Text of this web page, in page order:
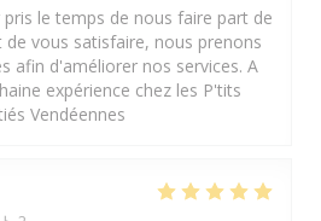
pris le temps de nous faire part de
vous satisfaire, nous prenons
afin d'améliorer nos services. A
expérience chez les P'tits
Vendéennes